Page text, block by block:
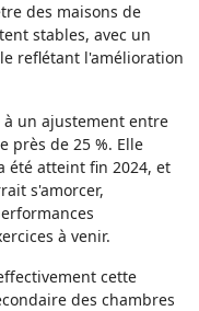
des maisons de
stables, avec un
reflétant l'amélioration
à un ajustement entre
près de 25 %. Elle
été atteint fin 2024, et
s'amorcer,
à venir.
cette
des chambres